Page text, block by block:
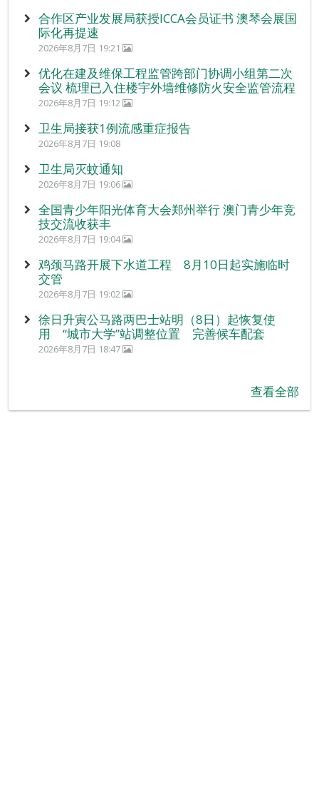
合作区产业发展局获授ICCA会员证书 澳琴会展国
际化再提速
2026年8月7日 19:21
优化在建及维保工程监管跨部门协调小组第二次
会议 梳理已入住楼宇外墙维修防火安全监管流程
2026年8月7日 19:12
卫生局接获1例流感重症报告
2026年8月7日 19:08
卫生局灭蚊通知
2026年8月7日 19:06
全国青少年阳光体育大会郑州举行 澳门青少年竞
技交流收获丰
2026年8月7日 19:04
鸡颈马路开展下水道工程 8月10日起实施临时
交管
2026年8月7日 19:02
徐日升寅公马路两巴士站明（8日）起恢复使
用 “城市大学”站调整位置 完善候车配套
2026年8月7日 18:47
查看全部